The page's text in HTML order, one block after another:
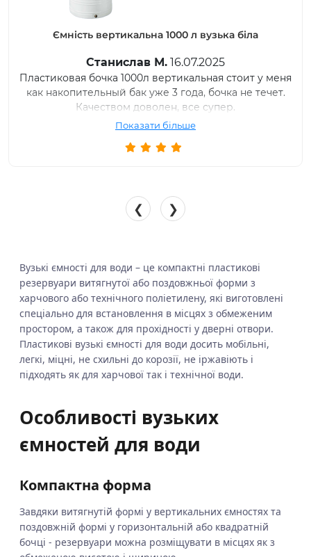
Ємність вертикальна 1000 л вузька біла
Станислав М. 16.07.2025
Пластиковая бочка 1000л вертикальная стоит у меня
как накопительный бак уже 3 года, бочка не течет.
Качеством доволен, все супер.
Показати більше
❮ ❯
Вузькі ємності для води – це компактні пластикові
резервуари витягнутої або поздовжньої форми з
харчового або технічного поліетилену, які виготовлені
спеціально для встановлення в місцях з обмеженим
простором, а також для прохідності у дверні отвори.
Пластикові вузькі ємності для води досить мобільні,
легкі, міцні, не схильні до корозії, не іржавіють і
підходять як для харчової так і технічної води.
Особливості вузьких
ємностей для води
Компактна форма
Завдяки витягнутій формі у вертикальних ємностях та
поздовжній формі у горизонтальній або квадратній
бочці - резервуари можна розміщувати в місцях як з